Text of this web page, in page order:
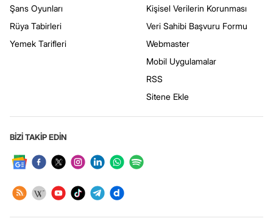
Şans Oyunları
Rüya Tabirleri
Yemek Tarifleri
Kişisel Verilerin Korunması
Veri Sahibi Başvuru Formu
Webmaster
Mobil Uygulamalar
RSS
Sitene Ekle
BİZİ TAKİP EDİN